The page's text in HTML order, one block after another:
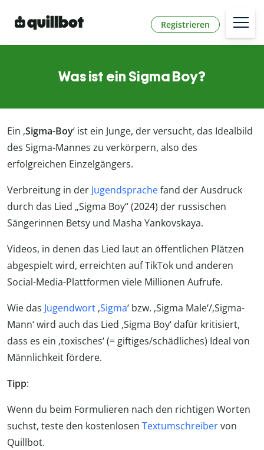
Registrieren
Was ist ein Sigma Boy?
Ein ‚Sigma-Boy‘ ist ein Junge, der versucht, das Idealbild
des Sigma-Mannes zu verkörpern, also des
erfolgreichen Einzelgängers.
Verbreitung in der Jugendsprachefand der Ausdruck
durch das Lied „Sigma Boy“ (2024) der russischen
Sängerinnen Betsy und Masha Yankovskaya.
Videos, in denen das Lied laut an öffentlichen Plätzen
abgespielt wird, erreichten auf TikTok und anderen
Social-Media-Plattformen viele Millionen Aufrufe.
Wie das Jugendwort ‚Sigma‘ bzw. ‚Sigma Male‘/‚Sigma-
Mann‘ wird auch das Lied ‚Sigma Boy‘ dafür kritisiert,
dass es ein ‚toxisches‘ (= giftiges/schädliches) Ideal von
Männlichkeit fördere.
Tipp:
Wenn du beim Formulieren nach den richtigen Worten
suchst, teste den kostenlosen Textumschreibervon
Quillbot.